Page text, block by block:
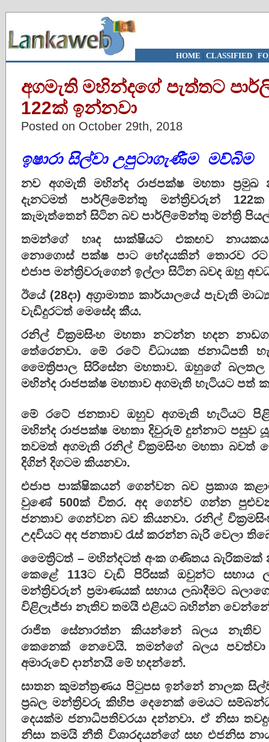
HOME | CLASSIFIED|
අගමැති මහින්දගේ පැත්තට
122ක් ඉන්නවා
Posted on October 29th, 2018
ඉෂාරා සිල්වා උපුටාගැණීම මව්බිම
නව අගමැති මහින්ද රාජපක්ෂ මහතා
දැනටමත් පාර්ලිමේන්තු මන්ත්‍රිවරුන්
කැමැත්තෙන් සිටින බව පාර්ලිමේන්තු මන්ත්‍රි
තමන්ගේ හෘද සාක්ෂියට එකඟව
නොගොස් පක්ෂ පාට භේදයකින් තොරව
එජාප මන්ත්‍රිවරුගෙන් ඉල්ලා සිටින බවද ඔහු
ඊයේ (28දා) අග්‍රාමාත්‍ය කාර්යාලයේ පැවැති
වැඩිදුරටත් මෙසේද කීය.
රනිල් වික්‍රමසිංහ මහතා නටන්න හදන
තේරෙනවා. මේ රටේ විධායක ජනාධිපති
මෛත්‍රිපාල සිරිසේන මහතාව. ඔහුගේ
මහින්ද රාජපක්ෂ මහතාව අගමැති හැටියට පත්
මේ රටේ ජනතාව ඔහුව අගමැති හැටියට
මහින්ද රාජපක්ෂ මහතා දිවුරුම් දුන්නාට
තවමත් අගමැති රනිල් වික්‍රමසිංහ මහතා
දිගින් දිගටම කියනවා.
එජාප පාක්ෂිකයන් ගෙන්වන බව ප්‍රකාශ
වුණේ 500ක් විතර. අද ගෙන්ව ගන්න
ජනතාව ගෙන්වන බව කියනවා. රනිල්
උදවියට අද ජනතාව රැස් කරන්න බැරි වෙලා
මෛත්‍රිටත් – මහින්දටත් අංක ගණිතය බැරිකමක්
කෙළේ 113ට වැඩි පිරිසක් ඔවුන්ට සහාය
මන්ත්‍රිවරුන් ප්‍රමාණයක් සහාය ලබාදීමට
විළිලැජ්ජා නැතිව තමයි එළියට බහින්න
රාජිත සේනාරත්න කියන්නේ බලය
කෙනෙක් නෙවෙයි. තමන්ගේ බලය පවත්වා
අමාරුවේ දාන්නයි මේ හදන්නේ.
ඝාතන කුමන්ත්‍රණය පිටුපස ඉන්නේ නාලක
ප්‍රබල මන්ත්‍රිවරු කිහිප දෙනෙක් මෙයට
දෙයක්ම ජනාධිපතිවරයා දන්නවා. ඒ නිසා
නිසා තමයි නීති විශාරදයන්ගේ සහ එජනිස